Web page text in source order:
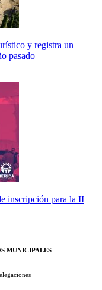
y registra un
pasado
inscripción para la II
MUNICIPALES